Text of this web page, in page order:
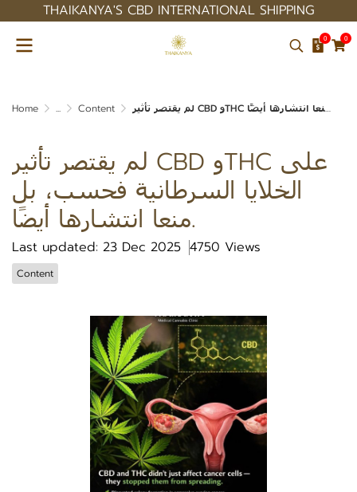
THAIKANYA'S CBD INTERNATIONAL SHIPPING
0 0
Home ... Content
لم يقتصر تأثير CBD وTHC على
الخلايا السرطانية فحسب، بل
منعا انتشارها أيضًا.
Last updated: 23 Dec 2025 4750 Views
Content